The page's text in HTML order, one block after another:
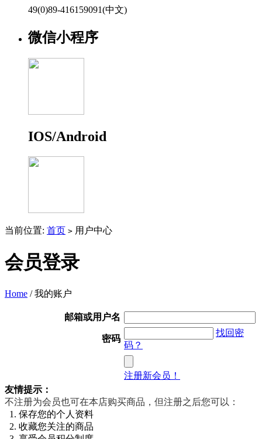
49(0)89-416159091(中文)
微信小程序
IOS/Android
当前位置: 首页 > 用户中心
会员登录
Home / 我的账户
邮箱或用户名
密码
找回密
码？
注册新会员！
友情提示：
不注册为会员也可在本店购买商品，但注册之后您可以：
1. 保存您的个人资料
2. 收藏您关注的商品